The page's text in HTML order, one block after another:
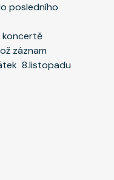
posledního
koncertě
záznam
8.listopadu